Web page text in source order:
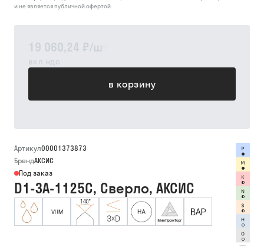
19 060,24 ₽/шт
вкл ндс
в корзину
и не является публичной офертой.
Артикул00001373873
БрендАКСИС
Под заказ
D1-3A-1125C, Сверло, АКСИС